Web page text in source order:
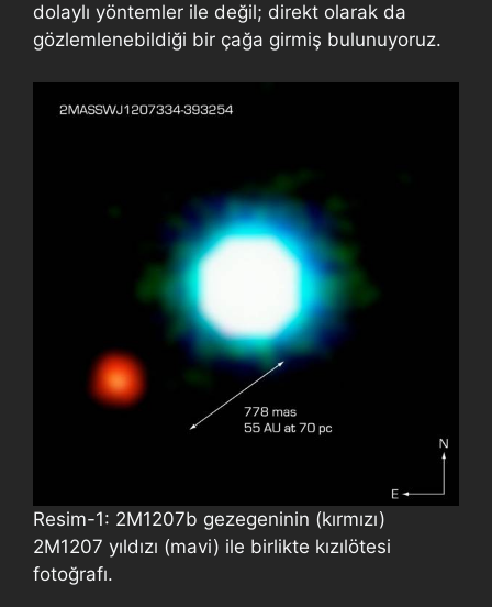
dolaylı yöntemler ile değil; direkt olarak da
gözlemlenebildiği bir çağa girmiş bulunuyoruz.
Resim-1: 2M1207b gezegeninin (kırmızı)
2M1207 yıldızı (mavi) ile birlikte kızılötesi
fotoğrafı.